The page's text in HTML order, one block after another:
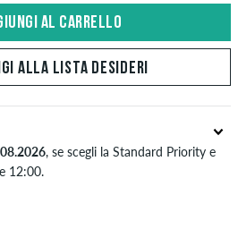
AL CARRELLO
ALLA LISTA DESIDERI
, se scegli la Standard Priority e
12:00.